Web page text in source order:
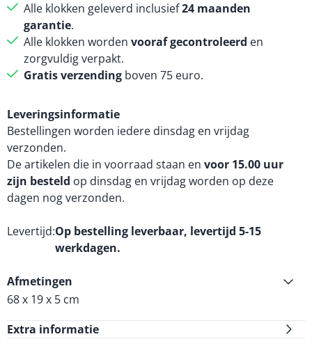
Alle klokken geleverd inclusief24 maanden
garantie.
Alle klokken worden vooraf gecontroleerd en
zorgvuldig verpakt.
Gratis verzending boven 75 euro.
Leveringsinformatie
Bestellingen worden iedere dinsdag en vrijdag
verzonden.
De artikelen die in voorraad staan en voor 15.00 uur
zijn besteld op dinsdag en vrijdag worden op deze
dagen nog verzonden.
Levertijd Op bestelling leverbaar, levertijd 5-15
werkdagen.
Afmetingen
68 x 19 x 5 cm
Extra informatie